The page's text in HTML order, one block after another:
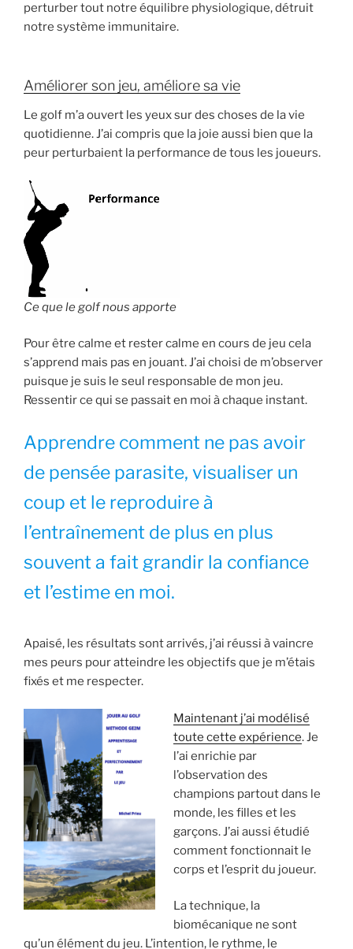
perturber tout notre équilibre physiologique, détruit
notre système immunitaire.
Améliorer son jeu, améliore sa vie
Le golf m’a ouvert les yeux sur des choses de la vie
quotidienne. J’ai compris que la joie aussi bien que la
peur perturbaient la performance de tous les joueurs.
Ce que le golf nous apporte
Pour être calme et rester calme en cours de jeu cela
s’apprend mais pas en jouant. J’ai choisi de m’observer
puisque je suis le seul responsable de mon jeu.
Ressentir ce qui se passait en moi à chaque instant.
Apprendre comment ne pas avoir
de pensée parasite, visualiser un
coup et le reproduire à
l’entraînement de plus en plus
souvent a fait grandir la confiance
et l’estime en moi.
Apaisé, les résultats sont arrivés, j’ai réussi à vaincre
mes peurs pour atteindre les objectifs que je m’étais
fixés et me respecter.
Maintenant j’ai modélisé
toute cette expérience. Je
l’ai enrichie par
l’observation des
champions partout dans le
monde, les filles et les
garçons. J’ai aussi étudié
comment fonctionnait le
corps et l’esprit du joueur.
La technique, la
biomécanique ne sont
qu’un élément du jeu. L’intention, le rythme, le